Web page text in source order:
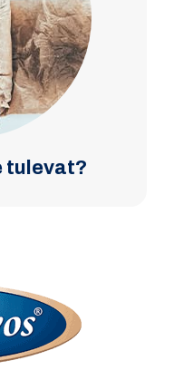
tulevat?